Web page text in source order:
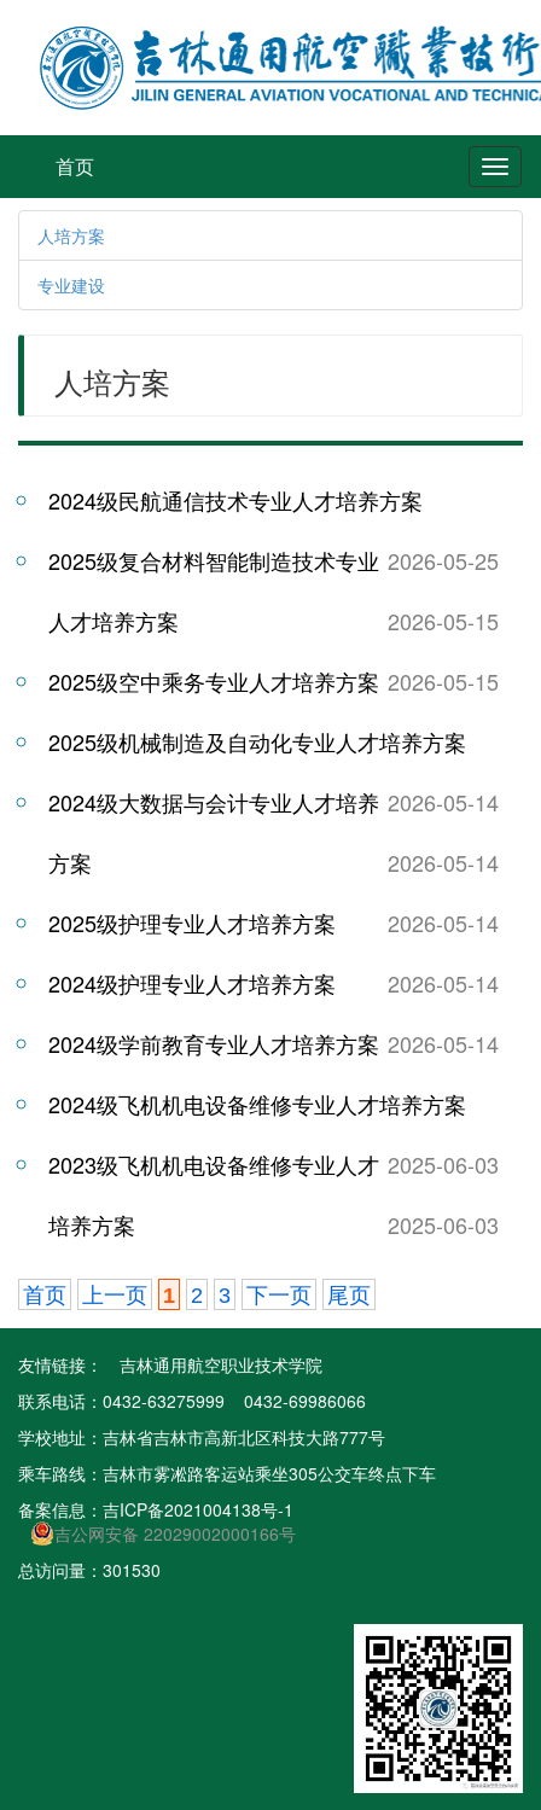
首页
人培方案
专业建设
人培方案
2024级民航通信技术专业人才培养方案
2026-05-25
2025级复合材料智能制造技术专业
人才培养方案
2026-05-15
2025级空中乘务专业人才培养方案 2026-05-15
2025级机械制造及自动化专业人才培养方案
2026-05-14
2024级大数据与会计专业人才培养
方案
2026-05-14
2025级护理专业人才培养方案
2026-05-14
2024级护理专业人才培养方案
2026-05-14
2024级学前教育专业人才培养方案 2026-05-14
2024级飞机机电设备维修专业人才培养方案
2025-06-03
2023级飞机机电设备维修专业人才
培养方案
2025-06-03
首页 上一页 1 2 3 下一页 尾页
友情链接：
吉林通用航空职业技术学院
联系电话：0432-63275999 0432-69986066
学校地址：吉林省吉林市高新北区科技大路777号
乘车路线：吉林市雾凇路客运站乘坐305公交车终点下车
备案信息： 吉ICP备2021004138号-1
吉公网安备 22029002000166号
总访问量：301530